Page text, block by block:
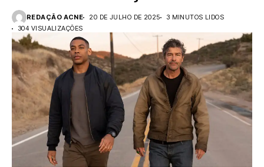
REDAÇÃO ACNE 20 DE JULHO DE 2025
3 MINUTOS LIDOS
304 VISUALIZAÇÕES